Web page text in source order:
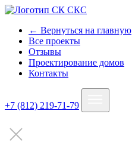
← Вернуться на главную
Все проекты
Отзывы
Проектирование домов
Контакты
+7 (812) 219-71-79